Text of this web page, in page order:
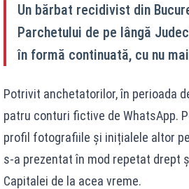
Un bărbat recidivist din
Parchetului de pe lângă
în formă continuată, cu nu
Potrivit anchetatorilor, în perioada
patru conturi fictive de WhatsApp.
profil fotografiile și inițialele altor
s-a prezentat în mod repetat drept
Capitalei de la acea vreme.